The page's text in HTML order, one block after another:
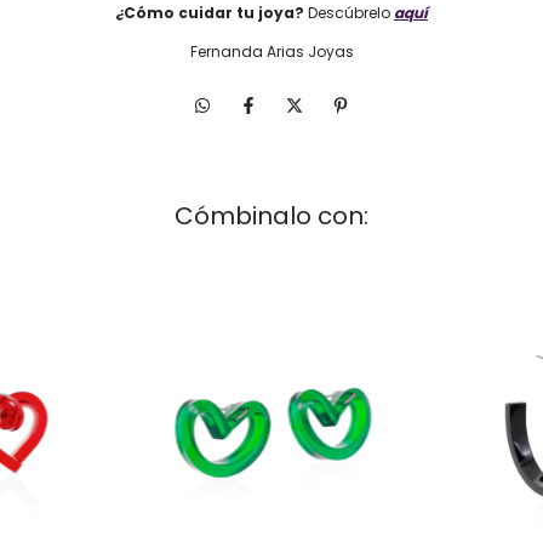
¿Cómo cuidar tu joya? Descúbrelo aquí
Fernanda Arias Joyas
Cómbinalo con: